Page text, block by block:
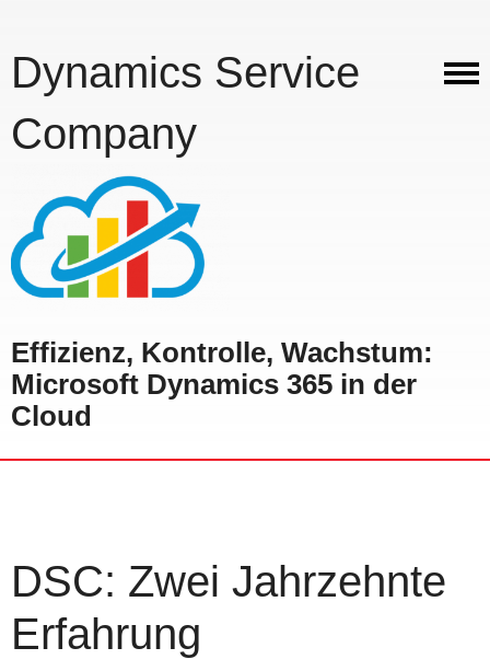
Dynamics Service
Company
Effizienz, Kontrolle, Wachstum:
Microsoft Dynamics 365 in der
Cloud
DSC: Zwei Jahrzehnte
Erfahrung